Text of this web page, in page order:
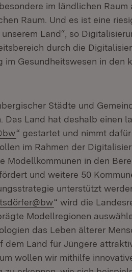
im ländlichen Raum
Raum. Und es ist eine
Land“, so
durch die
Gesundheitswesen in den
Städte und
Das Land hat deshalb einen
“ gestartet und nimmt
im Rahmen der
Modellkommunen in den
und weitere 50
unterstützt
“ wird die
Modellregionen
das Leben älterer
dem Land für Jüngere
wollen wir mithilfe